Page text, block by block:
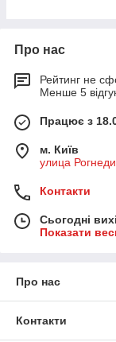
Про нас
Рейтинг не
Менше 5
Працює з
м. Київ
улица
Контакти
Сьогодні
Показати
Про нас
Контакти